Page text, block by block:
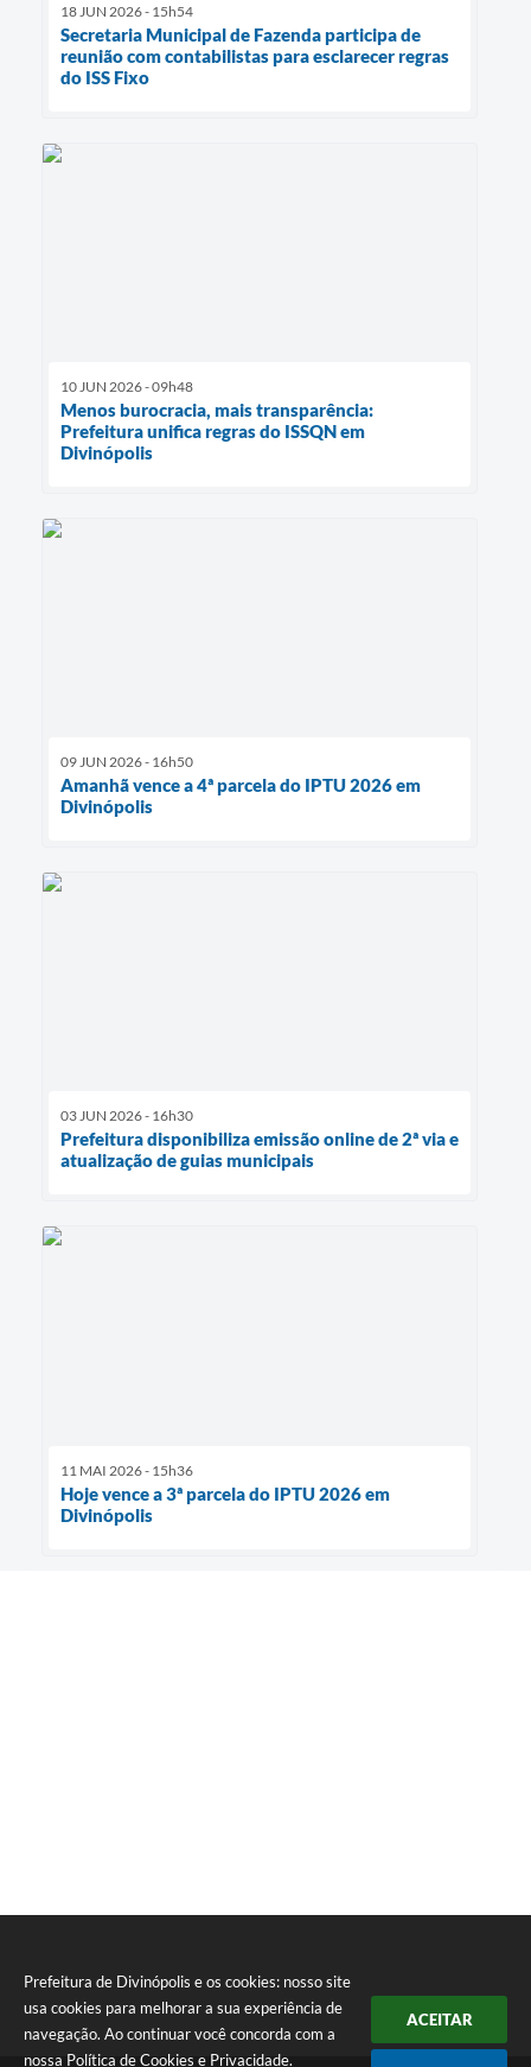
Prefeitura de Divinópolis e os cookies: nosso site
usa cookies para melhorar a sua experiência de
navegação. Ao continuar você concorda com a
nossa Política de Cookies e Privacidade.
ACEITAR
18 JUN 2026 - 15h54
Secretaria Municipal de Fazenda participa de
reunião com contabilistas para esclarecer regras
do ISS Fixo
10 JUN 2026 - 09h48
Menos burocracia, mais transparência:
Prefeitura unifica regras do ISSQN em
Divinópolis
09 JUN 2026 - 16h50
Amanhã vence a 4ª parcela do IPTU 2026 em
Divinópolis
03 JUN 2026 - 16h30
Prefeitura disponibiliza emissão online de 2ª via e
atualização de guias municipais
11 MAI 2026 - 15h36
Hoje vence a 3ª parcela do IPTU 2026 em
Divinópolis